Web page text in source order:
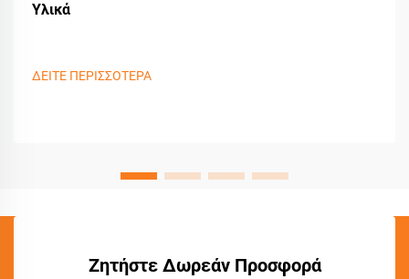
Υλικά
ΔΕΙΤΕ ΠΕΡΙΣΣΟΤΕΡΑ
Ζητήστε Δωρεάν Προσφορά